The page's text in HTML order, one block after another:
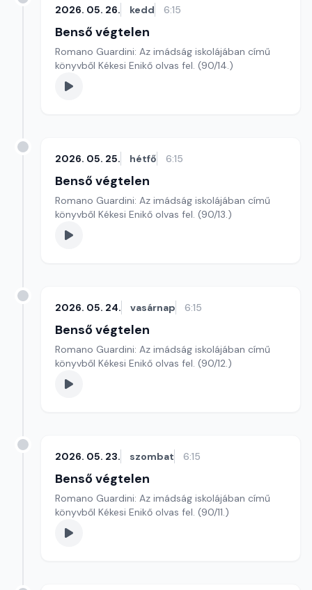
2026. 05. 26. kedd 6:15
Benső végtelen
Romano Guardini: Az imádság iskolájában című
könyvből Kékesi Enikő olvas fel. (90/14.)
2026. 05. 25. hétfő 6:15
Benső végtelen
Romano Guardini: Az imádság iskolájában című
könyvből Kékesi Enikő olvas fel. (90/13.)
2026. 05. 24. vasárnap 6:15
Benső végtelen
Romano Guardini: Az imádság iskolájában című
könyvből Kékesi Enikő olvas fel. (90/12.)
2026. 05. 23. szombat 6:15
Benső végtelen
Romano Guardini: Az imádság iskolájában című
könyvből Kékesi Enikő olvas fel. (90/11.)